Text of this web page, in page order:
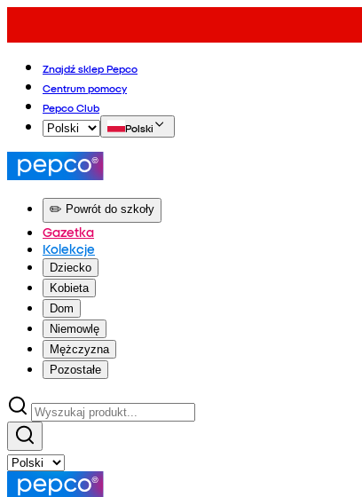
Znajdź sklep Pepco
Centrum pomocy
Pepco Club
Polski
✏️ Powrót do szkoły
Gazetka
Kolekcje
Dziecko
Kobieta
Dom
Niemowlę
Mężczyzna
Pozostałe